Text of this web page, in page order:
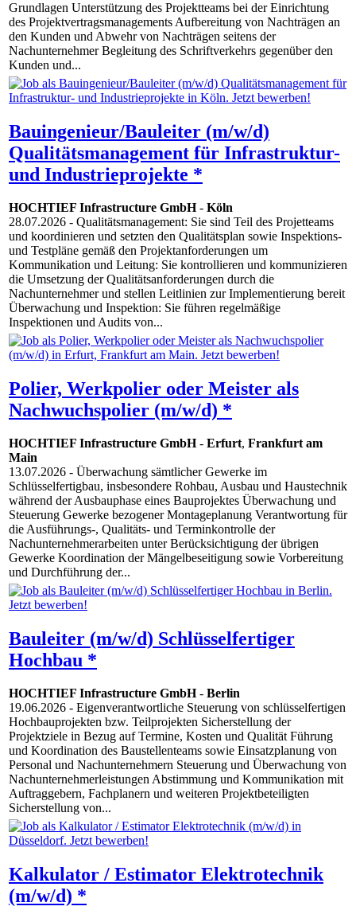
Grundlagen Unterstützung des Projektteams bei der Einrichtung
des Projektvertragsmanagements Aufbereitung von Nachträgen an
den Kunden und Abwehr von Nachträgen seitens der
Nachunternehmer Begleitung des Schriftverkehrs gegenüber den
Kunden und...
Bauingenieur/Bauleiter (m/w/d)
Qualitätsmanagement für Infrastruktur-
und Industrieprojekte *
HOCHTIEF Infrastructure GmbH- Köln
28.07.2026 - Qualitätsmanagement: Sie sind Teil des Projetteams
und koordinieren und setzten den Qualitätsplan sowie Inspektions-
und Testpläne gemäß den Projektanforderungen um
Kommunikation und Leitung: Sie kontrollieren und kommunizieren
die Umsetzung der Qualitätsanforderungen durch die
Nachunternehmer und stellen Leitlinien zur Implementierung bereit
Überwachung und Inspektion: Sie führen regelmäßige
Inspektionen und Audits von...
Polier, Werkpolier oder Meister als
Nachwuchspolier (m/w/d) *
HOCHTIEF Infrastructure GmbH- Erfurt, Frankfurt am
Main
13.07.2026 - Überwachung sämtlicher Gewerke im
Schlüsselfertigbau, insbesondere Rohbau, Ausbau und Haustechnik
während der Ausbauphase eines Bauprojektes Überwachung und
Steuerung Gewerke bezogener Montageplanung Verantwortung für
die Ausführungs-, Qualitäts- und Terminkontrolle der
Nachunternehmerarbeiten unter Berücksichtigung der übrigen
Gewerke Koordination der Mängelbeseitigung sowie Vorbereitung
und Durchführung der...
Bauleiter (m/w/d) Schlüsselfertiger
Hochbau *
HOCHTIEF Infrastructure GmbH- Berlin
19.06.2026 - Eigenverantwortliche Steuerung von schlüsselfertigen
Hochbauprojekten bzw. Teilprojekten Sicherstellung der
Projektziele in Bezug auf Termine, Kosten und Qualität Führung
und Koordination des Baustellenteams sowie Einsatzplanung von
Personal und Nachunternehmern Steuerung und Überwachung von
Nachunternehmerleistungen Abstimmung und Kommunikation mit
Auftraggebern, Fachplanern und weiteren Projektbeteiligten
Sicherstellung von...
Kalkulator / Estimator Elektrotechnik
(m/w/d) *